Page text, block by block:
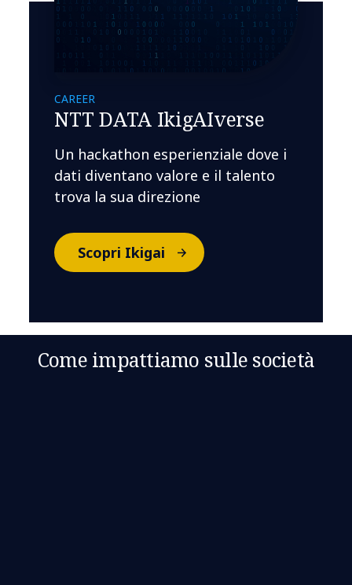
CAREER
NTT DATA IkigAIverse
Un hackathon esperienziale dove i
dati diventano valore e il talento
trova la sua direzione
Scopri Ikigai
Come impattiamo sulle società